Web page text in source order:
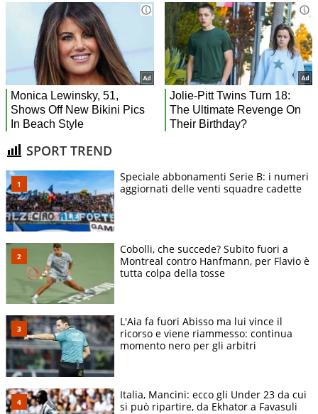
SPORT TREND
Speciale abbonamenti Serie B: i numeri
aggiornati delle venti squadre cadette
Cobolli, che succede? Subito fuori a
Montreal contro Hanfmann, per Flavio è
tutta colpa della tosse
L'Aia fa fuori Abisso ma lui vince il
ricorso e viene riammesso: continua
momento nero per gli arbitri
Italia, Mancini: ecco gli Under 23 da cui
si può ripartire, da Ekhator a Favasuli